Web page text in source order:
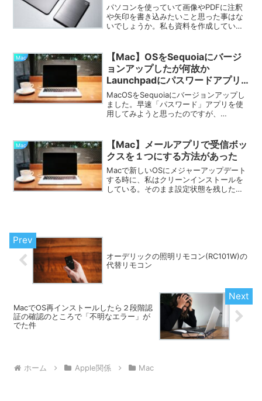
パソコンを使っていて画像やPDFに注釈
や矢印を書き込みたいこと思った事はな
いでしょうか。私も資料を作成していて
倒くさいし、操作も複雑なら嫌だなと思
い「複雑な作業をするぐ...
Mac
【Mac】OSをSequoiaにバージ
ョンアップしたが何故か
Launchpadにパスワードアプリ
が表示されない
MacOSをSequoiaにバージョンアップし
ました。早速「パスワード」アプリを使
用してみようと思ったのですが、
「パスワード」アプリはあり、Spotlight
で...
Mac
【Mac】メールアプリで受信ボッ
クスを１つにする方法があった
Macで新しいOSにメジャーアップデート
する時に、私はクリーンインストールを
している。そのまま設定状態を残したま
オーデリックの照明リモコン(RC101W)の
代替リモコン
MacでOS再インストールしたら２段階認
証の確認のところで「不明なエラー」が
でた件
ホーム Apple関係 Mac